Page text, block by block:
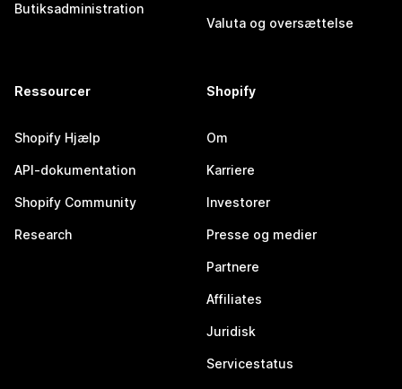
Butiksadministration
Valuta og oversættelse
Ressourcer
Shopify Hjælp
API-dokumentation
Shopify Community
Research
Shopify
Om
Karriere
Investorer
Presse og medier
Partnere
Affiliates
Juridisk
Servicestatus